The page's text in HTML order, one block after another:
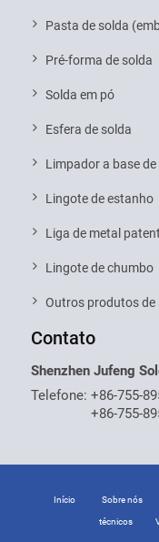
Pasta de solda
Pré-forma de solda
Solda em pó
Esfera de solda
Limpador a base de
Lingote de estanho
Liga de metal
Lingote de chumbo
Outros produtos de
Contato
Shenzhen Jufeng
Telefone:+86-755-
+86-755-
Início Sobre nós
técnicos